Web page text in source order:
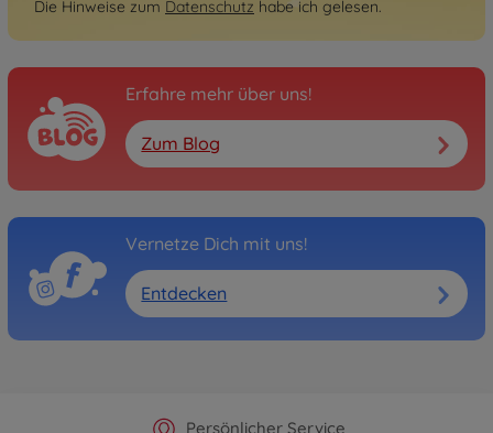
Die Hinweise zum Datenschutz habe ich gelesen.
Erfahre mehr über uns!
Zum Blog
Vernetze Dich mit uns!
Entdecken
Offizieller Hersteller Shop
Persönlicher Service
Versandkostenfrei ab 25€
Schnelle Lieferung